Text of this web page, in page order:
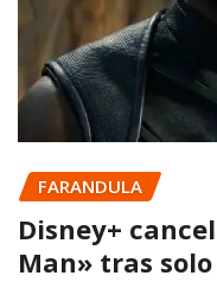
FARANDULA
Disney+
Man» tras